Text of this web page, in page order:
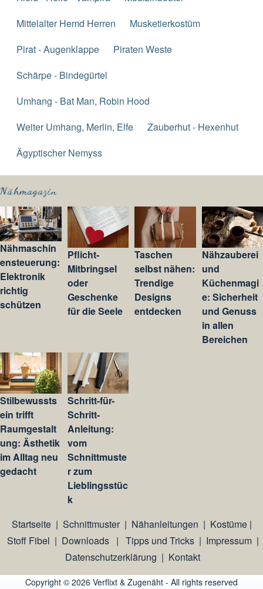
Mittelalter Hemd Herren
Musketierkostüm
Pirat - Augenklappe
Piraten Weste
Schärpe - Bindegürtel
Umhang - Bat Man, Robin Hood
Weiter Umhang, Merlin, Elfe
Zauberhut - Hexenhut
Ägyptischer Nemyss
Nähmagazin
Nähmaschin
ensteuerung:
Elektronik
richtig
schützen
Pflicht-
Mitbringsel
oder
Geschenke
für die Seele
Taschen
selbst nähen:
Trendige
Designs
entdecken
Nähzauberei
und
Küchenmagi
e: Sicherheit
und Genuss
in allen
Bereichen
Stilbewussts
ein trifft
Raumgestalt
ung: Ästhetik
im Alltag neu
gedacht
Schritt-für-
Schritt-
Anleitung:
vom
Schnittmuste
r zum
Lieblingsstüc
k
Startseite| Schnittmuster| Nähanleitungen | Kostüme|
Stoff Fibel | Downloads | Tipps und Tricks| Impressum|
Datenschutzerklärung | Kontakt
Copyright © 2026 Verflixt & Zugenäht - All rights reserved